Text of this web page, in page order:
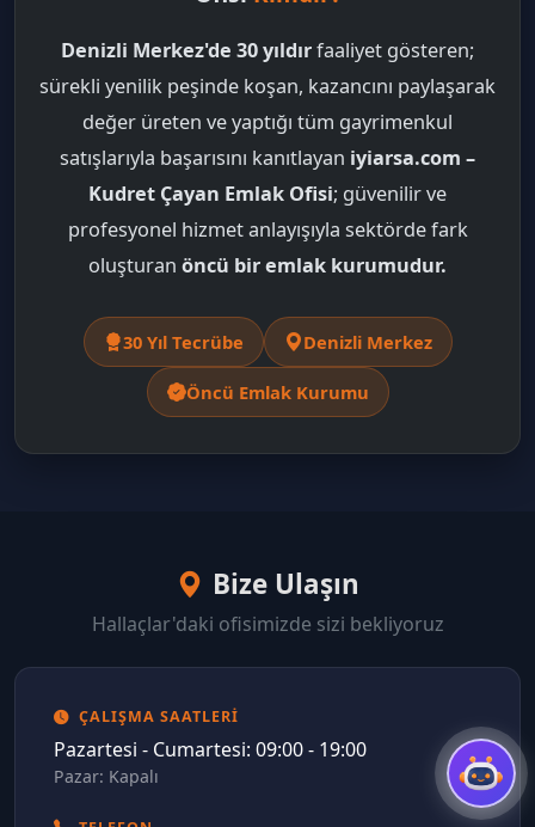
Denizli Merkez'de 30 yıldırfaaliyet gösteren;
sürekli yenilik peşinde koşan, kazancını paylaşarak
değer üreten ve yaptığı tüm gayrimenkul
satışlarıyla başarısını kanıtlayan iyiarsa.com –
Kudret Çayan Emlak Ofisi; güvenilir ve
profesyonel hizmet anlayışıyla sektörde fark
oluşturan öncü bir emlak kurumudur.
30 Yıl Tecrübe Denizli Merkez
Öncü Emlak Kurumu
Bize Ulaşın
Hallaçlar'daki ofisimizde sizi bekliyoruz
ÇALIŞMA SAATLERI
Pazartesi - Cumartesi: 09:00 - 19:00
Pazar: Kapalı